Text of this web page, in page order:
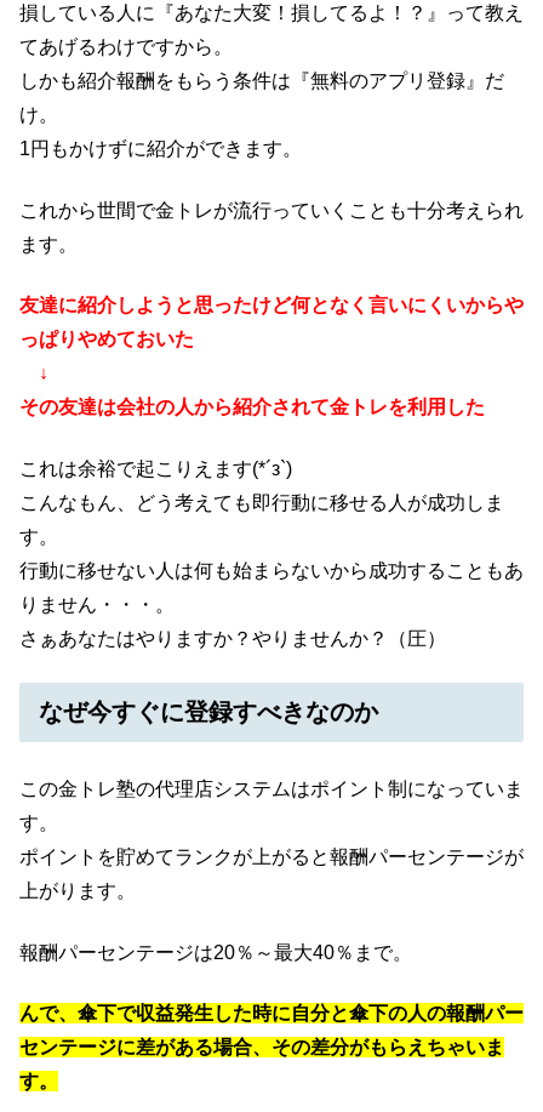
損している人に『あなた大変！損してるよ！？』って教え
てあげるわけですから。
しかも紹介報酬をもらう条件は『無料のアプリ登録』だ
け。
1円もかけずに紹介ができます。
これから世間で金トレが流行っていくことも十分考えられ
ます。
友達に紹介しようと思ったけど何となく言いにくいからや
っぱりやめておいた
↓
その友達は会社の人から紹介されて金トレを利用した
これは余裕で起こりえます(*´з`)
こんなもん、どう考えても即行動に移せる人が成功しま
す。
行動に移せない人は何も始まらないから成功することもあ
りません・・・。
さぁあなたはやりますか？やりませんか？（圧）
なぜ今すぐに登録すべきなのか
この金トレ塾の代理店システムはポイント制になっていま
す。
ポイントを貯めてランクが上がると報酬パーセンテージが
上がります。
報酬パーセンテージは20％～最大40％まで。
んで、傘下で収益発生した時に自分と傘下の人の報酬パー
センテージに差がある場合、その差分がもらえちゃいま
す。